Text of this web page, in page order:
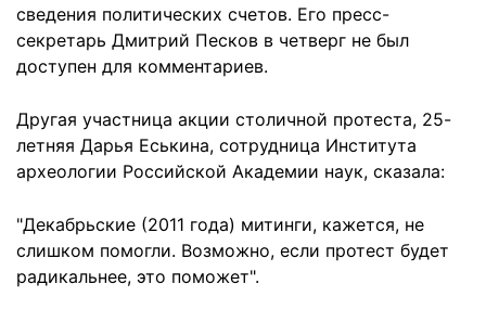
сведения политических счетов. Его пресс-
секретарь Дмитрий Песков в четверг не был
доступен для комментариев.
Другая участница акции столичной протеста, 25-
летняя Дарья Еськина, сотрудница Института
археологии Российской Академии наук, сказала:
"Декабрьские (2011 года) митинги, кажется, не
слишком помогли. Возможно, если протест будет
радикальнее, это поможет".